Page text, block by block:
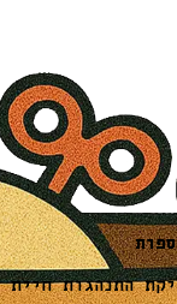
התנהגות חיית